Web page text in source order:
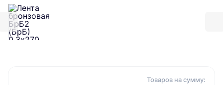
Товаров на сумму: